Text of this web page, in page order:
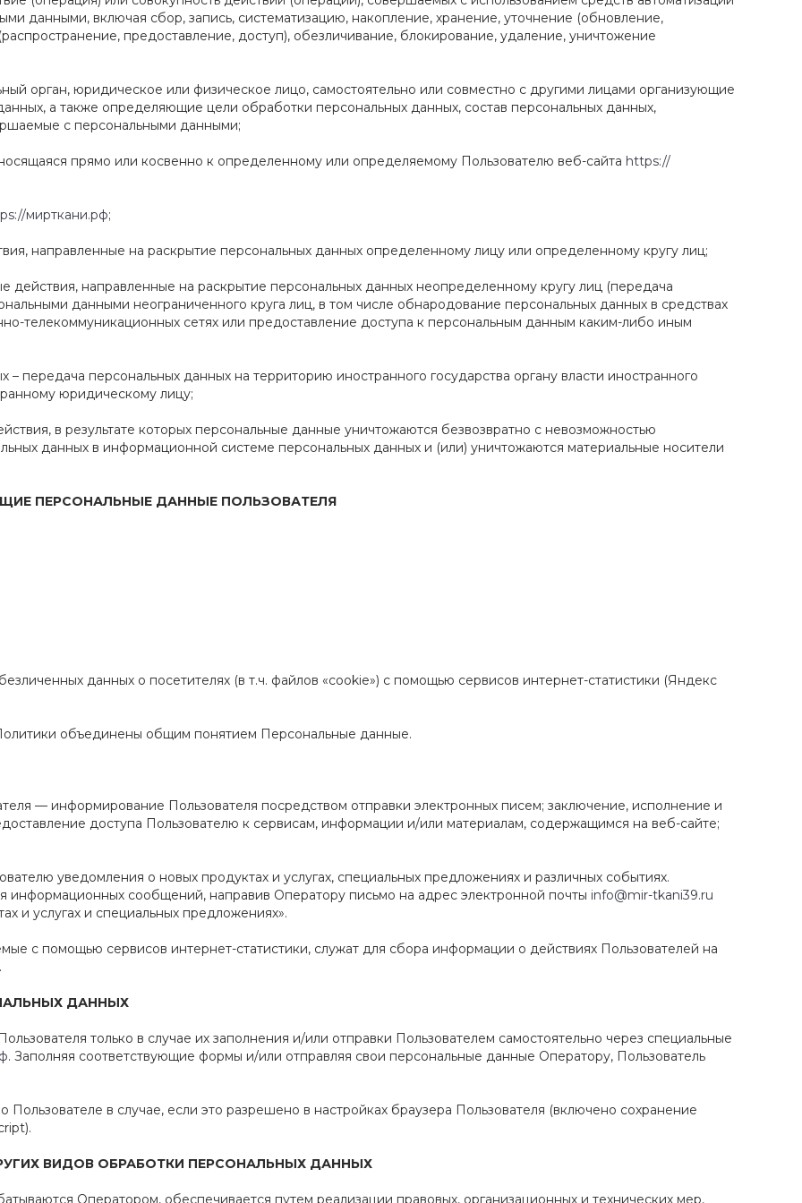
данными, включая сбор, запись, систематизацию, накопление, хранение, уточнение (обновление,
предоставление, доступ), обезличивание, блокирование, удаление, уничтожение
орган, юридическое или физическое лицо, самостоятельно или совместно с другими лицами организующие
а также определяющие цели обработки персональных данных, состав персональных данных,
с персональными данными;
прямо или косвенно к определенному или определяемому Пользователю веб-сайта https://
мирткани.рф;
направленные на раскрытие персональных данных определенному лицу или определенному кругу лиц;
действия, направленные на раскрытие персональных данных неопределенному кругу лиц (передача
данными неограниченного круга лиц, в том числе обнародование персональных данных в средствах
телекоммуникационных сетях или предоставление доступа к персональным данным каким-либо иным
– передача персональных данных на территорию иностранного государства органу власти иностранного
юридическому лицу;
в результате которых персональные данные уничтожаются безвозвратно с невозможностью
данных в информационной системе персональных данных и (или) уничтожаются материальные носители
ПЕРСОНАЛЬНЫЕ ДАННЫЕ ПОЛЬЗОВАТЕЛЯ
данных о посетителях (в т.ч. файлов «cookie») с помощью сервисов интернет-статистики (Яндекс
объединены общим понятием Персональные данные.
— информирование Пользователя посредством отправки электронных писем; заключение, исполнение и
доступа Пользователю к сервисам, информации и/или материалам, содержащимся на веб-сайте;
уведомления о новых продуктах и услугах, специальных предложениях и различных событиях.
информационных сообщений, направив Оператору письмо на адрес электронной почты info@mir-tkani39.ru
и услугах и специальных предложениях».
с помощью сервисов интернет-статистики, служат для сбора информации о действиях Пользователей на
ДАННЫХ
только в случае их заполнения и/или отправки Пользователем самостоятельно через специальные
. Заполняя соответствующие формы и/или отправляя свои персональные данные Оператору, Пользователь
в случае, если это разрешено в настройках браузера Пользователя (включено сохранение
ВИДОВ ОБРАБОТКИ ПЕРСОНАЛЬНЫХ ДАННЫХ
Оператором, обеспечивается путем реализации правовых, организационных и технических мер,